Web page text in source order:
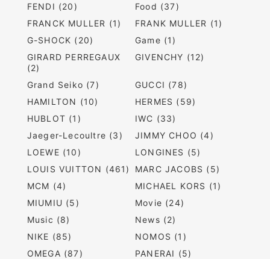
FENDI (20)
Food (37)
FRANCK MULLER (1)
FRANK MULLER (1)
G-SHOCK (20)
Game (1)
GIRARD PERREGAUX
(2)
GIVENCHY (12)
Grand Seiko (7)
GUCCI (78)
HAMILTON (10)
HERMES (59)
HUBLOT (1)
IWC (33)
Jaeger-Lecoultre (3)
JIMMY CHOO (4)
LOEWE (10)
LONGINES (5)
LOUIS VUITTON (461)
MARC JACOBS (5)
MCM (4)
MICHAEL KORS (1)
MIUMIU (5)
Movie (24)
Music (8)
News (2)
NIKE (85)
NOMOS (1)
OMEGA (87)
PANERAI (5)